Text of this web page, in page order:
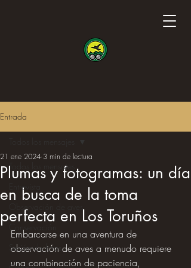
Entrada
Todos los mensajes
Entrevista
Observación de aves
Conservación
Sesión de fotos
Plumas y fotogramas: un día
en busca de la toma
perfecta en Los Toruños
21 ene 2024 3 min de lectura
Embarcarse en una aventura de
observación de aves a menudo requiere
una combinación de paciencia,